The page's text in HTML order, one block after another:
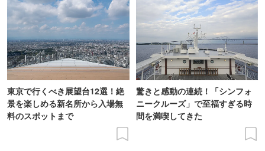
東京で行くべき展望台12選！絶
景を楽しめる新名所から入場無
料のスポットまで
驚きと感動の連続！「シンフォ
ニークルーズ」で至福すぎる時
間を満喫してきた